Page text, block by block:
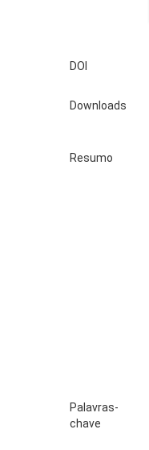
DOI
Downloads
Resumo
Palavras-
chave